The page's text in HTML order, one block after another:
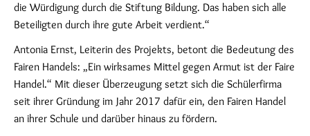
die Würdigung durch die Stiftung Bildung. Das haben sich alle
Beteiligten durch ihre gute Arbeit verdient.“
Antonia Ernst, Leiterin des Projekts, betont die Bedeutung des
Fairen Handels: „Ein wirksames Mittel gegen Armut ist der Faire
Handel.“ Mit dieser Überzeugung setzt sich die Schülerfirma
seit ihrer Gründung im Jahr 2017 dafür ein, den Fairen Handel
an ihrer Schule und darüber hinaus zu fördern.